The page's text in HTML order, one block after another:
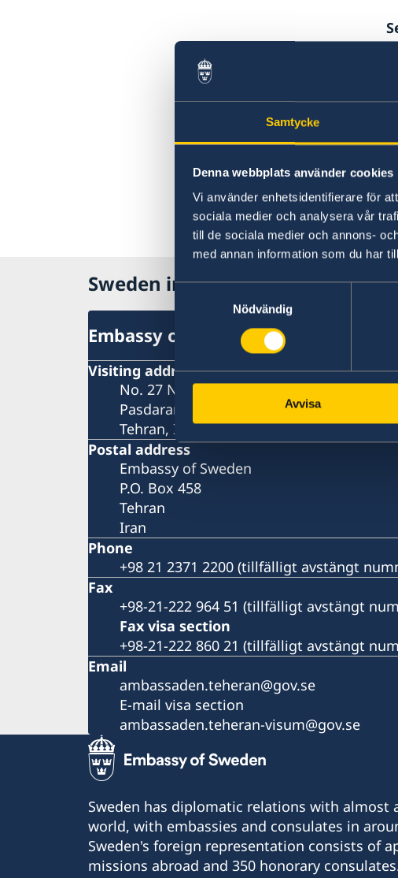
Samtycke
Denna webbplats använder cookies
Vi använder enhetsidentifierare för
sociala medier och analysera vår
till de sociala medier och annons-
med annan information som du har
Samtyckesval
Nödvändig
Avvisa
Sweden in Iran
Embassy of Sweden in Tehran
Visiting address
No. 27 Nastaran St, Boostan St.
Pasdaran Ave.
Tehran, Iran
Postal address
Embassy of Sweden
P.O. Box 458
Tehran
Iran
Phone
+98 21 2371 2200 (tillfälligt avstängt
Fax
+98-21-222 964 51 (tillfälligt avstängt
Fax visa section
+98-21-222 860 21 (tillfälligt avstängt
Email
ambassaden.teheran@gov.se
E-mail visa section
ambassaden.teheran-visum@gov.se
Sweden has diplomatic relations with almost
world, with embassies and consulates in
Sweden's foreign representation consists of
missions abroad and 350 honorary